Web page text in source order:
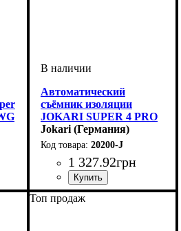
Автоматический
съёмник изоляции
JOKARI SUPER 4 PRO
Jokari (Германия)
20200-J
1 327.92грн
Устройство: снятие
изоляции
Топ продаж